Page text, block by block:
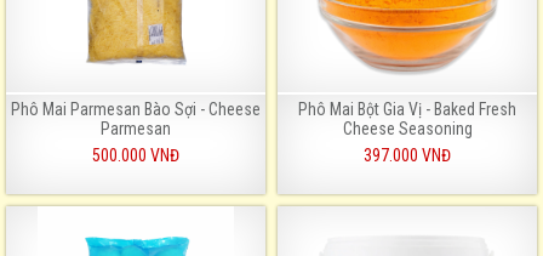
Phô Mai Parmesan Bào Sợi - Cheese
Parmesan
500.000 VNĐ
Phô Mai Bột Gia Vị - Baked Fresh
Cheese Seasoning
397.000 VNĐ